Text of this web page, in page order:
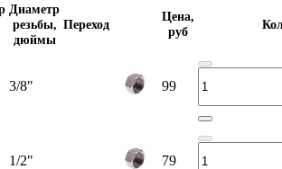
Диаметр
резьбы,
дюймы
Переход
Цена,
руб
3/8" 99
1/2" 79